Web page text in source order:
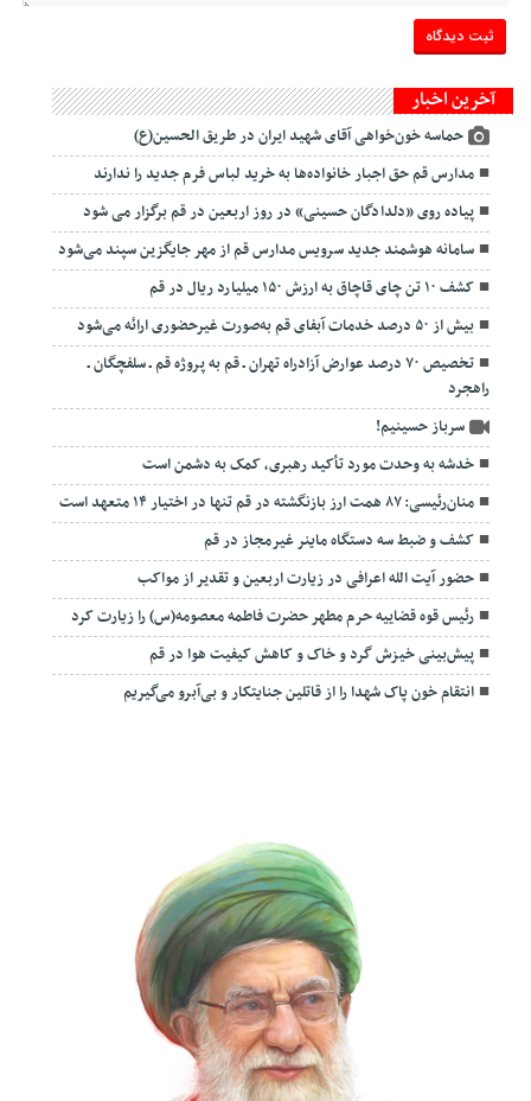
آخرین اخبار
حماسه خون‌خواهی آقای شهید ایران در طریق الحسین(ع)
مدارس قم حق اجبار خانواده‌ها به خرید لباس فرم جدید را ندارند
پیاده روی «دلدادگان حسینی» در روز اربعین در قم برگزار می شود
سامانه هوشمند جدید سرویس مدارس قم از مهر جایگزین سپند می‌شود
کشف ۱۰ تن چای قاچاق به ارزش ۱۵۰ میلیارد ریال در قم
بیش از ۵۰ درصد خدمات آبفای قم به‌صورت غیرحضوری ارائه می‌شود
تخصیص ۷۰ درصد عوارض آزادراه تهران ـ قم به پروژه قم ـ سلفچگان ـ
راهجرد
سرباز حسینیم!
خدشه به وحدت مورد تأکید رهبری، کمک به دشمن است
منان‌رئیسی: ۸۷ همت ارز بازنگشته در قم تنها در اختیار ۱۴ متعهد است
کشف و ضبط سه دستگاه ماینر غیرمجاز در قم
حضور آیت الله اعرافی در زیارت اربعین و تقدیر از مواکب
رئیس قوه قضاییه حرم مطهر حضرت فاطمه معصومه(س) را زیارت کرد
پیش‌بینی خیزش گرد و خاک و کاهش کیفیت هوا در قم
انتقام خون پاک شهدا را از قاتلین جنایتکار و بی‌آبرو می‌گیریم